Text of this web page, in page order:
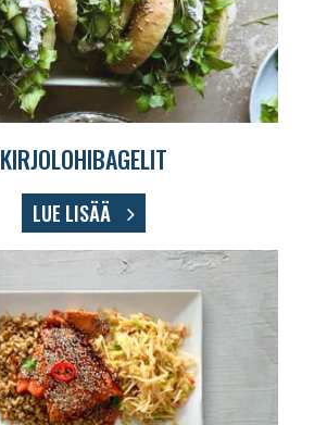
KIRJOLOHIBAGELIT
LUE LISÄÄ